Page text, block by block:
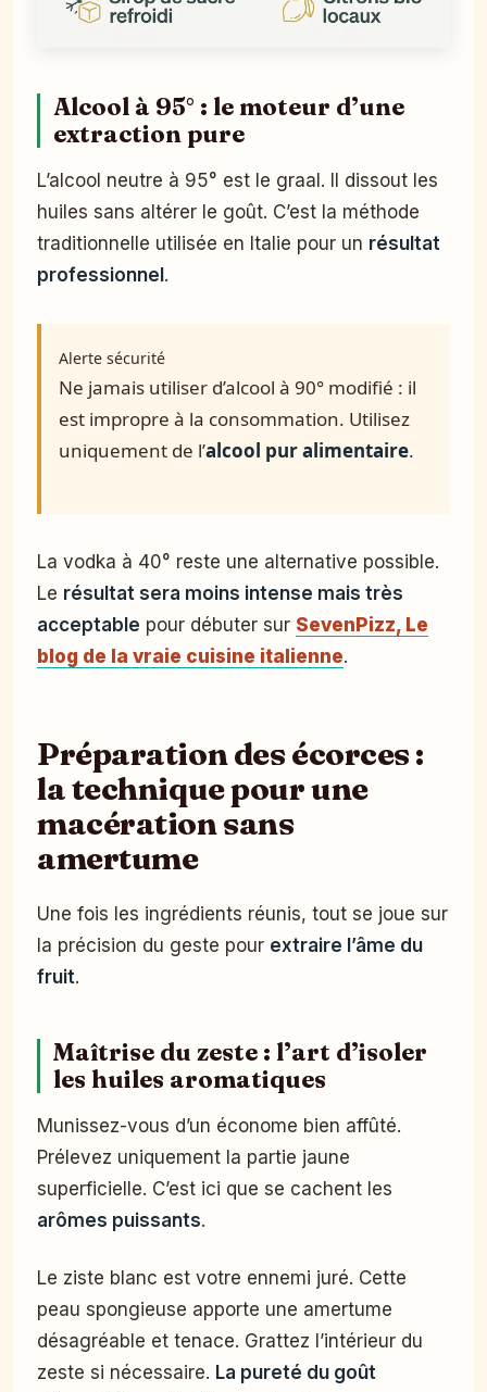
Alcool à 95° : le moteur d’une
extraction pure
L’alcool neutre à 95° est le graal. Il dissout les
huiles sans altérer le goût. C’est la méthode
traditionnelle utilisée en Italie pour un résultat
professionnel .
Alerte sécurité
Ne jamais utiliser d’alcool à 90° modifié : il
est impropre à la consommation. Utilisez
uniquement de l’alcool pur alimentaire.
La vodka à 40° reste une alternative possible.
Le résultat sera moins intense mais très
acceptable pour débuter sur SevenPizz, Le
blog de la vraie cuisine italienne.
Préparation des écorces :
la technique pour une
macération sans
amertume
Une fois les ingrédients réunis, tout se joue sur
la précision du geste pour extraire l’âme du
fruit.
Maîtrise du zeste : l’art d’isoler
les huiles aromatiques
Munissez-vous d’un économe bien affûté.
Prélevez uniquement la partie jaune
superficielle. C’est ici que se cachent les
arômes puissants.
Le ziste blanc est votre ennemi juré. Cette
peau spongieuse apporte une amertume
désagréable et tenace. Grattez l’intérieur du
zeste si nécessaire. La pureté du goût